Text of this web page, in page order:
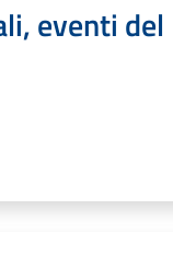
eventi del